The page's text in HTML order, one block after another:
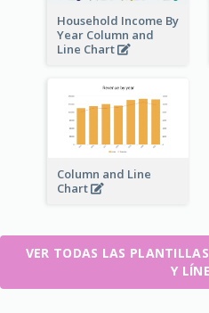
Household Income By
Year Column and
Line Chart
Column and Line
Chart
VER TODAS LAS
Y